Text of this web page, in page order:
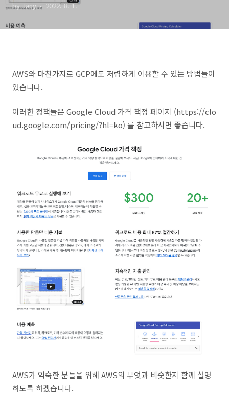
by Jany 2022. 8. 1.
AWS와 마찬가지로 GCP에도 저렴하게 이용할 수 있는 방법들이
있습니다.
이러한 정책들은 Google Cloud 가격 책정 페이지 (https://clo
ud.google.com/pricing/?hl=ko) 를 참고하시면 좋습니다.
AWS가 익숙한 분들을 위해 AWS의 무엇과 비슷한지 함께 설명
하도록 하겠습니다.